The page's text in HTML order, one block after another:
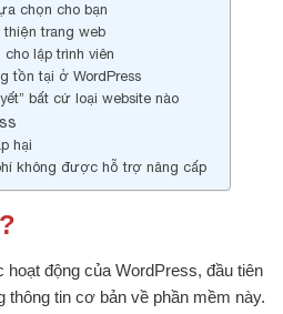
chọn cho bạn
trang web
lập trình viên
tồn tại ở WordPress
bất cứ loại website nào
hại
không được hỗ trợ nâng cấp
động của WordPress, đầu tiên
thông tin cơ bản về phần mềm này.